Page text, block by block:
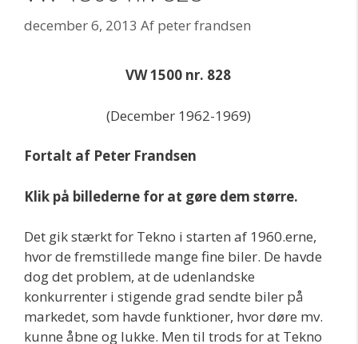
december 6, 2013 Af peter frandsen
VW 1500 nr. 828
(December 1962-1969)
Fortalt af Peter Frandsen
Klik på billederne for at gøre dem større.
Det gik stærkt for Tekno i starten af 1960.erne,
hvor de fremstillede mange fine biler. De havde
dog det problem, at de udenlandske
konkurrenter i stigende grad sendte biler på
markedet, som havde funktioner, hvor døre mv.
kunne åbne og lukke. Men til trods for at Tekno